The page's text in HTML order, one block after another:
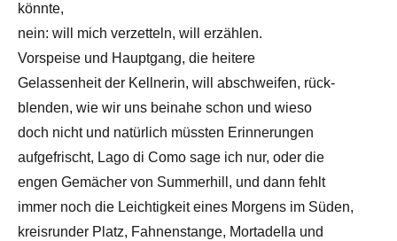
könnte,
nein: will mich verzetteln, will erzählen.
Vorspeise und Hauptgang, die heitere
Gelassenheit der Kellnerin, will abschweifen, rück-
blenden, wie wir uns beinahe schon und wieso
doch nicht und natürlich müssten Erinnerungen
aufgefrischt, Lago di Como sage ich nur, oder die
engen Gemächer von Summerhill, und dann fehlt
immer noch die Leichtigkeit eines Morgens im Süden,
kreisrunder Platz, Fahnenstange, Mortadella und